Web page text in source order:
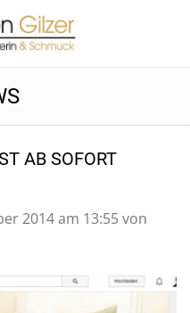
AB SOFORT
2014 am 13:55 von